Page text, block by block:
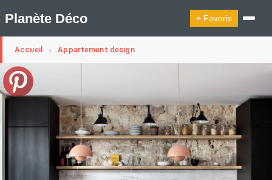
Planète Déco + Favoris
🛍︎ Shop Planète Déco
Appartement Design Cabanes
Decoration Noël
Design Suédois En Quelques Photos
Idées Déco En 10 Photos
La Semaine Décoration Et Design
Maison En Ville
Méli-Mélo Suédois
Publi Reportage
Accueil › Appartement design